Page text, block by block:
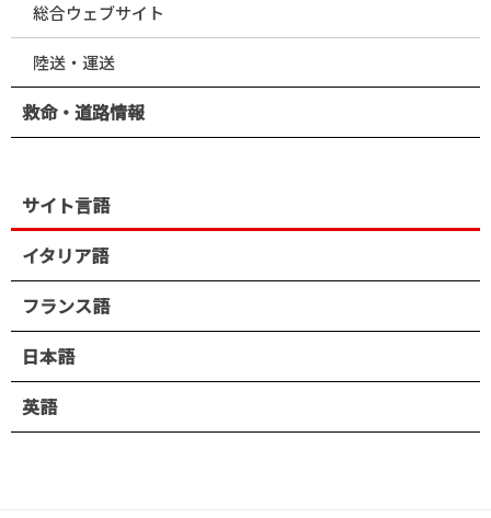
総合ウェブサイト
陸送・運送
救命・道路情報
サイト言語
イタリア語
フランス語
日本語
英語